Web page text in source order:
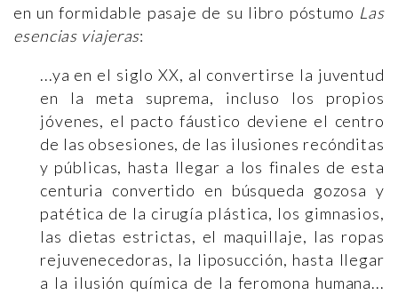
en un formidable pasaje de su libro póstumo Las
esencias viajeras:
...ya en el siglo XX, al convertirse la juventud
en la meta suprema, incluso los propios
jóvenes, el pacto fáustico deviene el centro
de las obsesiones, de las ilusiones recónditas
y públicas, hasta llegar a los finales de esta
centuria convertido en búsqueda gozosa y
patética de la cirugía plástica, los gimnasios,
las dietas estrictas, el maquillaje, las ropas
rejuvenecedoras, la liposucción, hasta llegar
a la ilusión química de la feromona humana...